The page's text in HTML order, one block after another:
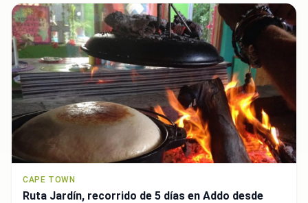
CAPE TOWN
Ruta Jardín, recorrido de 5 días en Addo desde